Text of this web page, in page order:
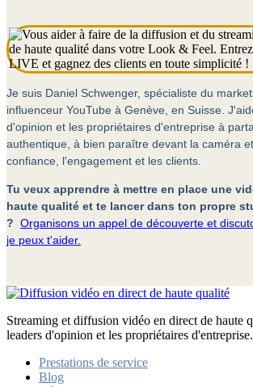
Je suis Daniel Schwenger, spécialiste du
influenceur YouTube à Genève, en Suisse.
d'opinion et les propriétaires d'entreprise à
authentique, à bien paraître devant la caméra
confiance, l'engagement et les clients.
Tu veux apprendre à mettre en place une
haute qualité et te lancer dans ton propre
? Organisons un appel de découverte et
je peux t'aider.
Streaming et diffusion vidéo en direct de haute
leaders d'opinion et les propriétaires d'entreprise.
Prestations de service
Blog